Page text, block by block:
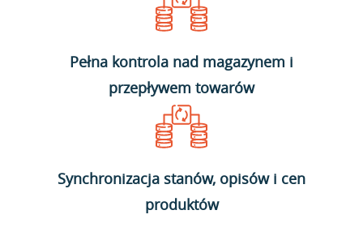
Pełna kontrola nad magazynem i
przepływem towarów
Synchronizacja stanów, opisów i cen
produktów